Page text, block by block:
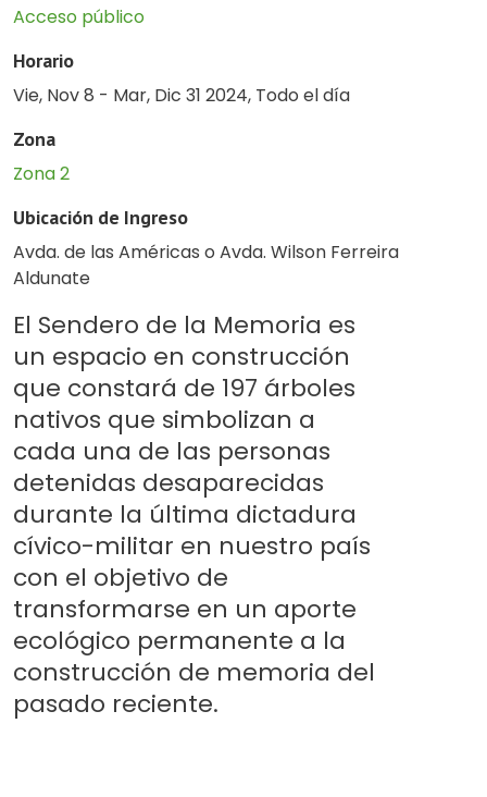
Acceso público
Horario
Vie, Nov 8 - Mar, Dic 31 2024, Todo el día
Zona
Zona 2
Ubicación de Ingreso
Avda. de las Américas o Avda. Wilson Ferreira
Aldunate
El Sendero de la Memoria es
un espacio en construcción
que constará de 197 árboles
nativos que simbolizan a
cada una de las personas
detenidas desaparecidas
durante la última dictadura
cívico-militar en nuestro país
con el objetivo de
transformarse en un aporte
ecológico permanente a la
construcción de memoria del
pasado reciente.